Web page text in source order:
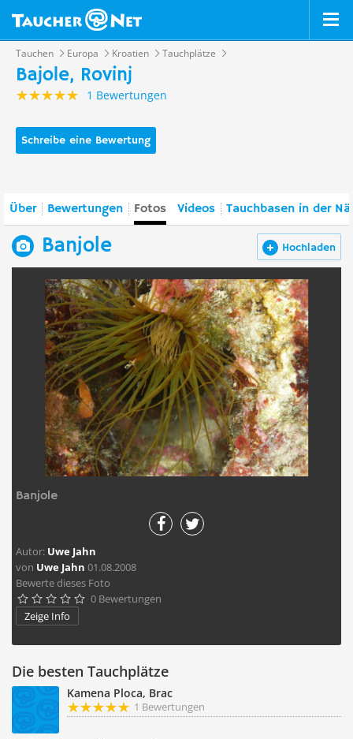
Tauchen Europa Kroatien Tauchplätze
Bajole, Rovinj
1 Bewertungen
Schreibe eine Bewertung
Über Bewertungen Fotos Videos Tauchbasen in der
Hochladen
Banjole
Banjole
Autor: Uwe Jahn
von Uwe Jahn 01.08.2008
Bewerte dieses Foto
     0 Bewertungen
Zeige Info
Die besten Tauchplätze
Kamena Ploca, Brac
1 Bewertungen